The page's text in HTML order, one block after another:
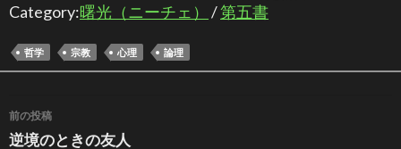
Category:曙光（ニーチェ） /第五書
哲学 宗教 心理 論理
投稿ナビゲーション
前の投稿
逆境のときの友人